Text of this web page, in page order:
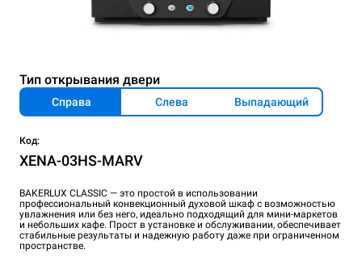
Тип открывания двери
Справа Слева Выпадающий
Код:
XENA-03HS-MARV
BAKERLUX CLASSIC — это простой в использовании
профессиональный конвекционный духовой шкаф с возможностью
увлажнения или без него, идеально подходящий для мини-маркетов
и небольших кафе. Прост в установке и обслуживании, обеспечивает
стабильные результаты и надежную работу даже при ограниченном
пространстве.